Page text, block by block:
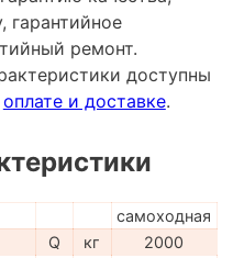
гарантийное
ремонт.
доступны
оплате и доставке.
самоходная
Q кг
2000